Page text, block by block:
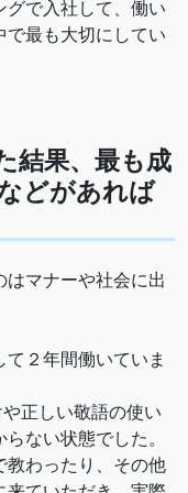
グで入社して、働い
で最も大切にしてい
結果、最も成
どがあれば
マナーや社会に出
２年間働いていま
や正しい敬語の使い
ない状態でした。
教わったり、その他